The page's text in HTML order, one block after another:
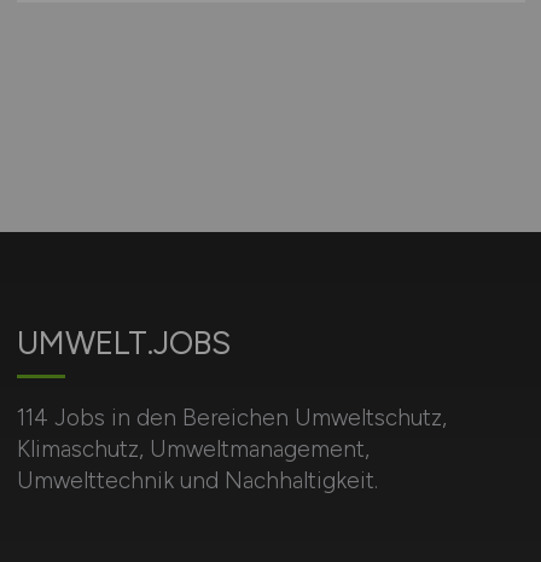
UMWELT.JOBS
114 Jobs in den Bereichen Umweltschutz,
Klimaschutz, Umweltmanagement,
Umwelttechnik und Nachhaltigkeit.